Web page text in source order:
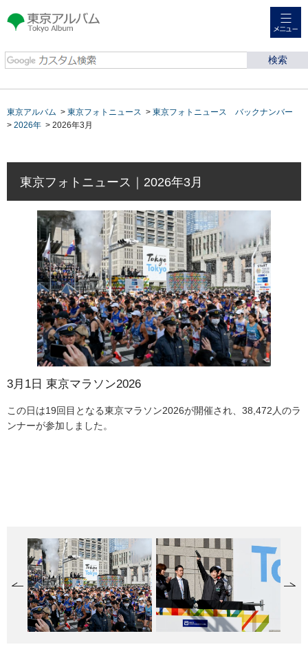
東京アルバム Tokyo
Album
東京アルバム > 東京フォトニュース > 東京フォトニュース バックナンバー
> 2026年 > 2026年3月
東京フォトニュース｜2026年3月
3月1日 東京マラソン2026
この日は19回目となる東京マラソン2026が開催され、38,472人のラ
ンナーが参加しました。
3月1日 東京マラソン2026
スタートセレモニーに参加した小池知事は「東京の魅力を発見しな
がら、素晴らしい走りとなることを期待している。そして今回も多
3月1日 東京マラソン2026
フィニッシュ地点の東京駅前・行幸通りでは、多くの観客の声援に
包まれてランナーたちがゴールしました。
3月6日 復幸旅！オープニングセレモニー
東京都及び東京観光財団では、昨年10月の台風22・23号により大き
な被害があった八丈島及び青ヶ島の観光産業の復興を支援するた
3月6日 復幸旅！オープニングセレモニー
オープニングセレモニーでは、八丈太鼓のパフォーマンスやミス八
丈島による観光PRなどが行われました。
3月6日 復幸旅！オープニングセレモニー
小池知事は「八丈島ではフリージアの季節が間もなく。一面に咲き
誇って素晴らしい景色の中で、島の伝統文化や新鮮なお魚などのお
3月10日 モバイルファーマシーの導入
東京都は、被災地での医薬品供給を担う車両であるモバイルファー
マシーを導入しました。車両の運用は東京都薬剤師会と連携して行
3月10日 モバイルファーマシーの導入
車内には医薬品・調剤設備・給水タンク・電源等を搭載し、ライフ
ライン途絶時も薬剤師による調剤・医薬品供給が可能となります。
3月12日～ 都内で進む鉄道の高架化・地下化の工事
東京都が事業主体となり、道路と交差している鉄道を高架化や地下
化し、多数の踏切を除却する「連続立体交差事業」が都内各所で進
3月12日～ 都内で進む鉄道の高架化・地下化の工事
西武新宿線の沼袋駅わきの踏切です。近くには路線バスの停留所が
あります。西武新宿線が地下化されると道路の渋滞解消が図られる
3月12日～ 都内で進む鉄道の高架化・地下化の工事
高架工事が進む東武東上線の大山駅わきの踏切です。アーケード商
店街「ハッピーロード大山」と直結しています。各駅停車の電車と
3月12日～ 都内で進む鉄道の高架化・地下化の工事
西武新宿線の東村山駅わきの踏切です。写真上部は昨年度高架化し
た下り線です。踏切の遮断時間の減少により渋滞の緩和が図られて
3月12日～ 都内で進む鉄道の高架化・地下化の工事
西武新宿線の東村山駅わきの高架工事の写真です。完成すれば鉄道
により分断されていた沿線地域の一体化が図られます。（3月27日
3月12日～ 都内で進む鉄道の高架化・地下化の工事
京王線の桜上水駅付近の高架工事の写真です。写真左は下り電車で
す。連続立体交差事業が行われてる笹塚～仙川間は列車本数が多